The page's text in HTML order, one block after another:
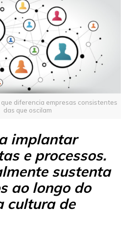
que diferencia empresas consistentes
das que oscilam
implantar
e processos.
sustenta
ao longo do
cultura de